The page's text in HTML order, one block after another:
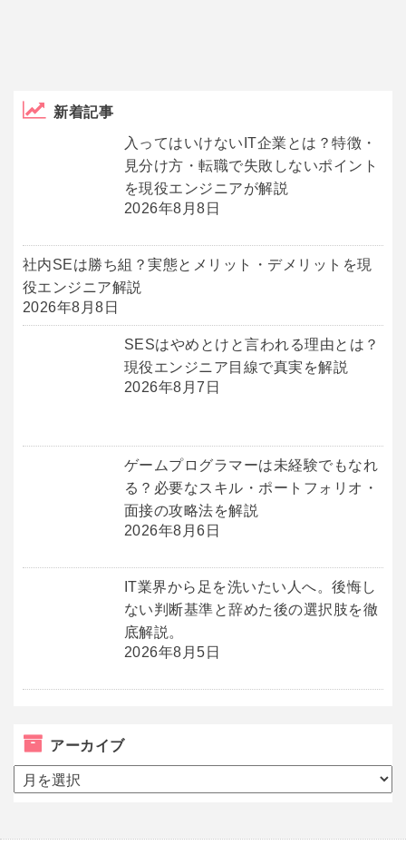
新着記事
入ってはいけないIT企業とは？特徴・
見分け方・転職で失敗しないポイント
を現役エンジニアが解説
2026年8月8日
社内SEは勝ち組？実態とメリット・デメリットを現
役エンジニア解説
2026年8月8日
SESはやめとけと言われる理由とは？
現役エンジニア目線で真実を解説
2026年8月7日
ゲームプログラマーは未経験でもなれ
る？必要なスキル・ポートフォリオ・
面接の攻略法を解説
2026年8月6日
IT業界から足を洗いたい人へ。後悔し
ない判断基準と辞めた後の選択肢を徹
底解説。
2026年8月5日
アーカイブ
ア
ー